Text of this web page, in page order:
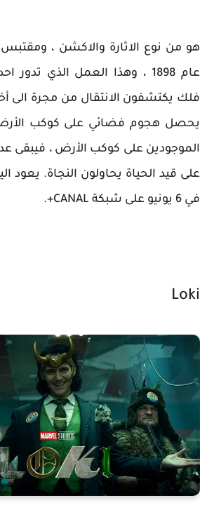
هو من نوع الاثارة والاكشن ،
عام 1898 ، وهذا العمل الذي تدور
فلك يكتشفون الانتقال من مجرة الى
يحصل هجوم فضائي على كوكب
الموجودين على كوكب الأرض ، فيبقى
على قيد الحياة يحاولون النجاة. يعود
في 6 يونيو على شبكة CANAL+.
Loki